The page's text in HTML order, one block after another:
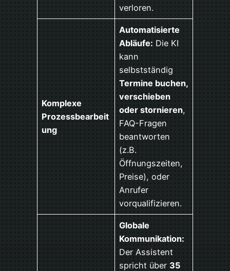
verloren.
Komplexe
Prozessbearbeit
ung
Automatisierte
Abläufe: Die KI
kann
selbstständig
Termine buchen,
verschieben
oder stornieren,
FAQ-Fragen
beantworten
(z.B.
Öffnungszeiten,
Preise), oder
Anrufer
vorqualifizieren.
Globale
Kommunikation:
Der Assistent
spricht über 35